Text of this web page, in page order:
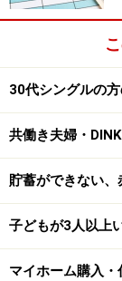
30代シングルの
共働き夫婦・
貯蓄ができない
子どもが3人以上
マイホーム購入